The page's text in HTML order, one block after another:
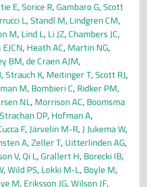
E,Sorice R,Gambaro G,Scott
L,Standl M, Lindgren CM,
M, Lind L, Li JZ,Chambers JC,
, Heath AC, Martin NG,
BM,de Craen AJM,
,Strauch K, Meitinger T,Scott RJ,
M, Bombieri C, Ridker PM,
NL, Morrison AC, Boomsma
Strachan DP, Hofman A,
F,Järvelin M-R,J Jukema W,
A,Zeller T, Uitterlinden AG,
V,Qi L,Grallert H, Borecki IB,
,Wild PS, Lokki M-L, Boyle M,
M, Eriksson JG,Wilson JF,